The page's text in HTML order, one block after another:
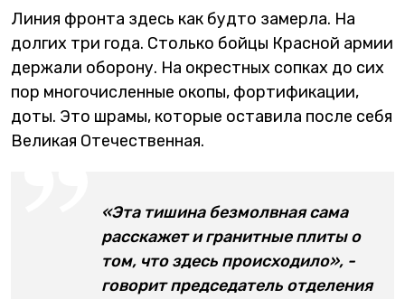
Линия фронта здесь как будто замерла. На
долгих три года. Столько бойцы Красной армии
держали оборону. На окрестных сопках до сих
пор многочисленные окопы, фортификации,
доты. Это шрамы, которые оставила после себя
Великая Отечественная.
«Эта тишина безмолвная сама
расскажет и гранитные плиты о
том, что здесь происходило», -
говорит председатель отделения